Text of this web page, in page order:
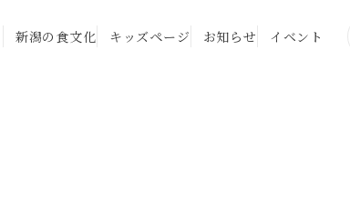
新潟の食文化 キッズページ お知らせ イベント